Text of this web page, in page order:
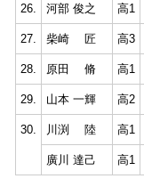
26. 河部 俊之 高1
27. 柴崎 匠 高3
28. 原田 脩 高1
29. 山本 一輝 高2
30. 川渕 陸 高1
廣川 達己 高1